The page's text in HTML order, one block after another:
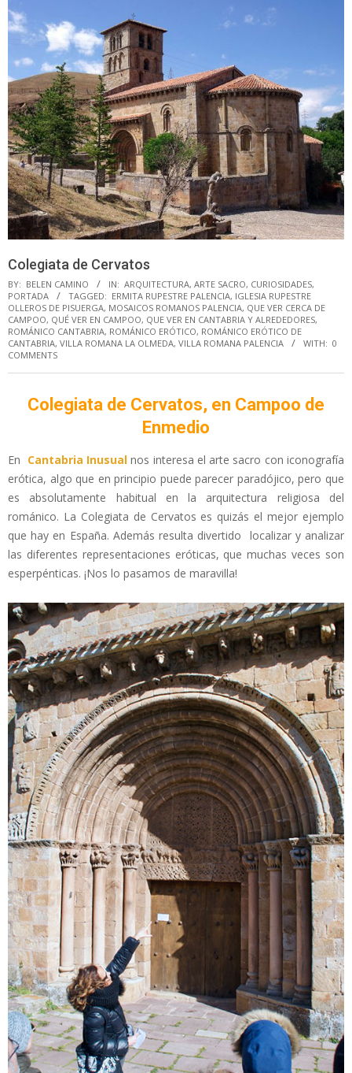
Colegiata de Cervatos
BY: BELEN CAMINO IN: ARQUITECTURA, ARTE SACRO, CURIOSIDADES,
PORTADA
TAGGED: ERMITA RUPESTRE PALENCIA, IGLESIA RUPESTRE
OLLEROS DE PISUERGA, MOSAICOS ROMANOS PALENCIA, QUE VER CERCA DE
CAMPOO, QUÉ VER EN CAMPOO, QUE VER EN CANTABRIA Y ALREDEDORES,
ROMÁNICO CANTABRIA, ROMÁNICO ERÓTICO, ROMÁNICO ERÓTICO DE
CANTABRIA, VILLA ROMANA LA OLMEDA, VILLA ROMANA PALENCIA WITH: 0
COMMENTS
Colegiata de Cervatos, en Campoo de
Enmedio
En Cantabria Inusual nos interesa el arte sacro con iconografía
erótica, algo que en principio puede parecer paradójico, pero que
es absolutamente habitual en la arquitectura religiosa del
románico. La Colegiata de Cervatos es quizás el mejor ejemplo
que hay en España. Además resulta divertido localizar y analizar
las diferentes representaciones eróticas, que muchas veces son
esperpénticas. ¡Nos lo pasamos de maravilla!